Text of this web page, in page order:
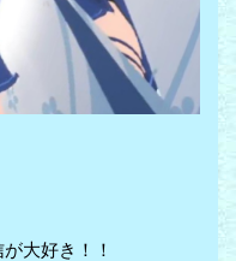
大好き！！